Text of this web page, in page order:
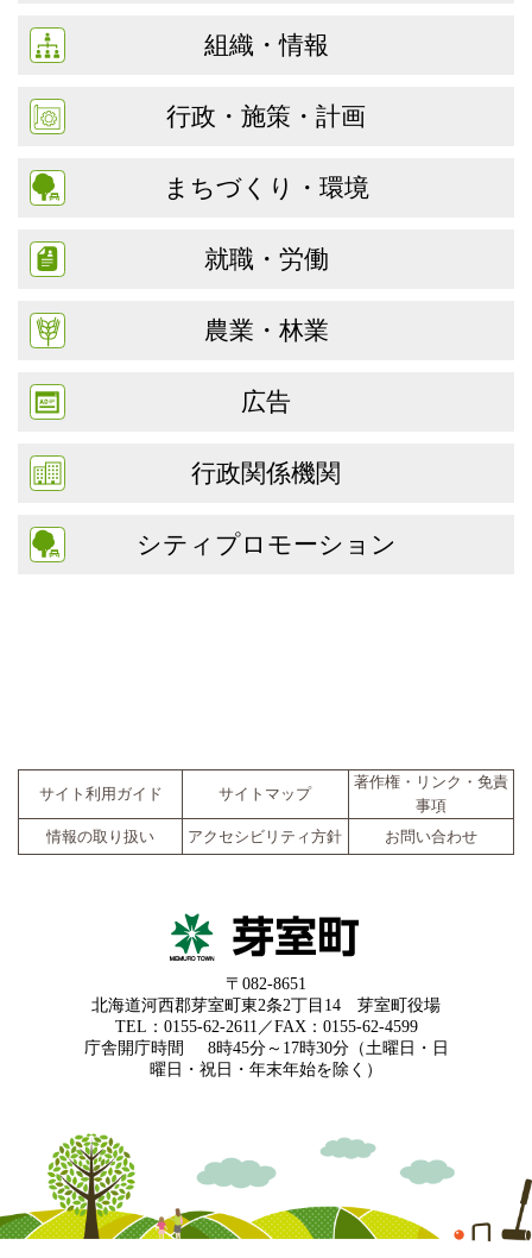
組織・情報
行政・施策・計画
まちづくり・環境
就職・労働
農業・林業
広告
行政関係機関
シティプロモーション
サイト利用ガイド サイトマップ
著作権・リンク・免責
事項
情報の取り扱い
アクセシビリティ方針 お問い合わせ
〒082-8651
北海道河西郡芽室町東2条2丁目14 芽室町役場
TEL：0155-62-2611／FAX：0155-62-4599
庁舎開庁時間
8時45分～17時30分（土曜日・日
曜日・祝日・年末年始を除く）